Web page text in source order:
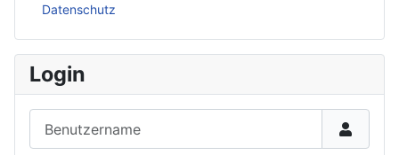
Datenschutz
Login